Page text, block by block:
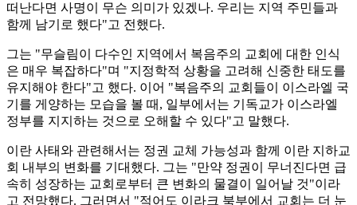
떠난다면 사명이 무슨 의미가 있겠나. 우리는 지역 주민들과
함께 남기로 했다"고 전했다.
그는 "무슬림이 다수인 지역에서 복음주의 교회에 대한 인식
은 매우 복잡하다"며 "지정학적 상황을 고려해 신중한 태도를
유지해야 한다"고 했다. 이어 "복음주의 교회들이 이스라엘 국
기를 게양하는 모습을 볼 때, 일부에서는 기독교가 이스라엘
정부를 지지하는 것으로 오해할 수 있다"고 말했다.
이란 사태와 관련해서는 정권 교체 가능성과 함께 이란 지하교
회 내부의 변화를 기대했다. 그는 "만약 정권이 무너진다면 급
속히 성장하는 교회로부터 큰 변화의 물결이 일어날 것"이라
고 전망했다. 그러면서 "적어도 이라크 북부에서 교회는 더 눈